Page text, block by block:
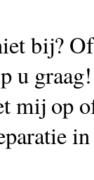
bij?
u graag!
mij op